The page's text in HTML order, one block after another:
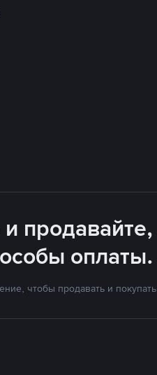
оплаты.
чтобы продавать и